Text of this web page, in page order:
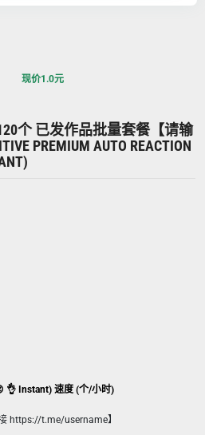
现价1.0元
个 已发作品批量套餐【请输
PREMIUM AUTO REACTION
👌 Instant) 速度 (个/小时)
https://t.me/username】